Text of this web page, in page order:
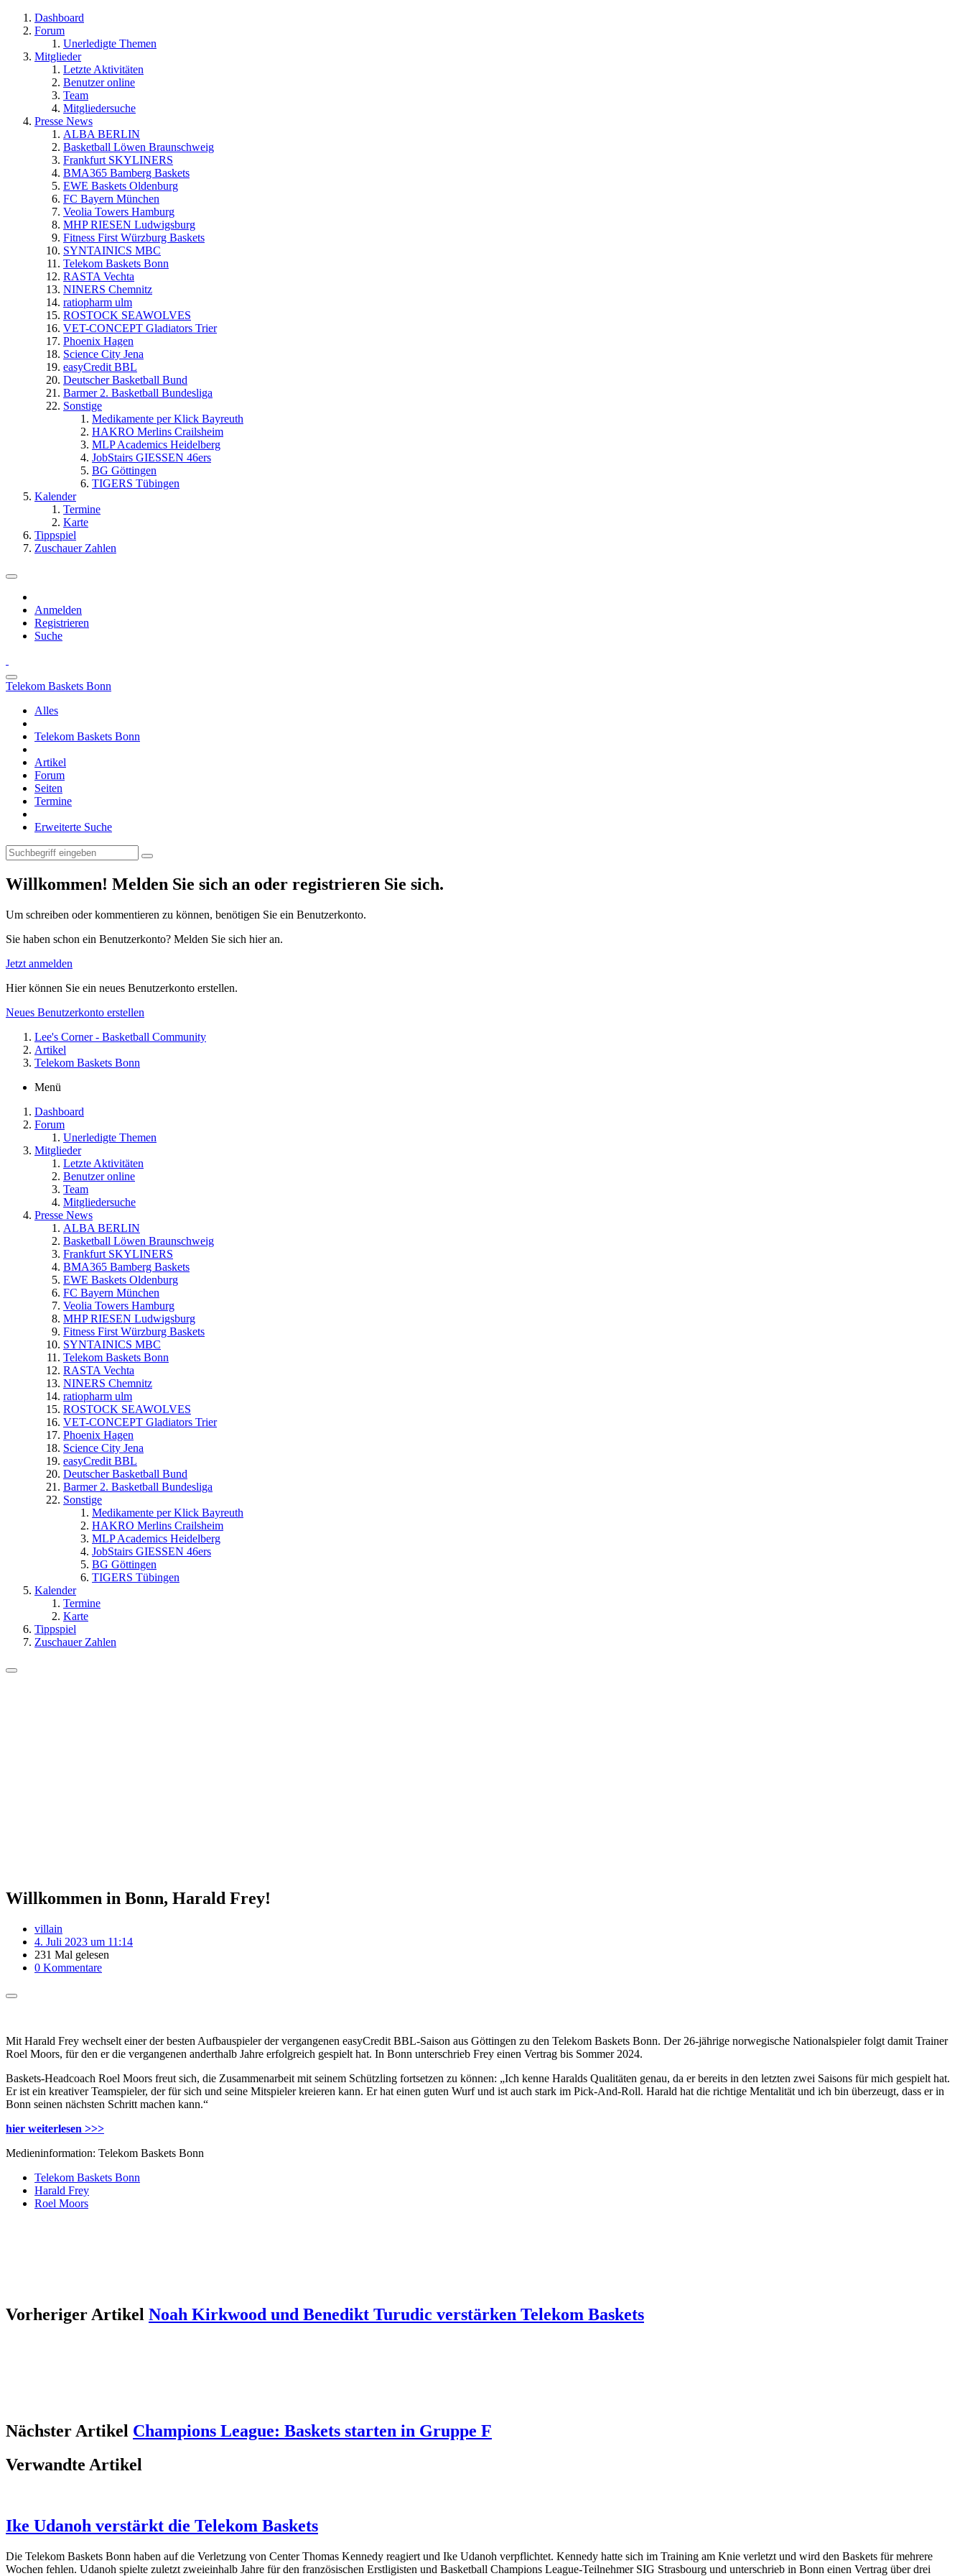
Dashboard
Forum
Unerledigte Themen
Mitglieder
Letzte Aktivitäten
Benutzer online
Team
Mitgliedersuche
Presse News
ALBA BERLIN
Basketball Löwen Braunschweig
Frankfurt SKYLINERS
BMA365 Bamberg Baskets
EWE Baskets Oldenburg
FC Bayern München
Veolia Towers Hamburg
MHP RIESEN Ludwigsburg
Fitness First Würzburg Baskets
SYNTAINICS MBC
Telekom Baskets Bonn
RASTA Vechta
NINERS Chemnitz
ratiopharm ulm
ROSTOCK SEAWOLVES
VET-CONCEPT Gladiators Trier
Phoenix Hagen
Science City Jena
easyCredit BBL
Deutscher Basketball Bund
Barmer 2. Basketball Bundesliga
Sonstige
Medikamente per Klick Bayreuth
HAKRO Merlins Crailsheim
MLP Academics Heidelberg
JobStairs GIESSEN 46ers
BG Göttingen
TIGERS Tübingen
Kalender
Termine
Karte
Tippspiel
Zuschauer Zahlen
Anmelden
Registrieren
Suche
Telekom Baskets Bonn
Alles
Telekom Baskets Bonn
Artikel
Forum
Seiten
Termine
Erweiterte Suche
Willkommen! Melden Sie sich an oder registrieren Sie sich.
Um schreiben oder kommentieren zu können, benötigen Sie ein Benutzerkonto.
Sie haben schon ein Benutzerkonto? Melden Sie sich hier an.
Jetzt anmelden
Hier können Sie ein neues Benutzerkonto erstellen.
Neues Benutzerkonto erstellen
Lee's Corner - Basketball Community
Artikel
Telekom Baskets Bonn
Menü
Dashboard
Forum
Unerledigte Themen
Mitglieder
Letzte Aktivitäten
Benutzer online
Team
Mitgliedersuche
Presse News
ALBA BERLIN
Basketball Löwen Braunschweig
Frankfurt SKYLINERS
BMA365 Bamberg Baskets
EWE Baskets Oldenburg
FC Bayern München
Veolia Towers Hamburg
MHP RIESEN Ludwigsburg
Fitness First Würzburg Baskets
SYNTAINICS MBC
Telekom Baskets Bonn
RASTA Vechta
NINERS Chemnitz
ratiopharm ulm
ROSTOCK SEAWOLVES
VET-CONCEPT Gladiators Trier
Phoenix Hagen
Science City Jena
easyCredit BBL
Deutscher Basketball Bund
Barmer 2. Basketball Bundesliga
Sonstige
Medikamente per Klick Bayreuth
HAKRO Merlins Crailsheim
MLP Academics Heidelberg
JobStairs GIESSEN 46ers
BG Göttingen
TIGERS Tübingen
Kalender
Termine
Karte
Tippspiel
Zuschauer Zahlen
Willkommen in Bonn, Harald Frey!
villain
4. Juli 2023 um 11:14
231 Mal gelesen
0 Kommentare
Mit Harald Frey wechselt einer der besten Aufbauspieler der vergangenen easyCredit BBL-Saison aus Göttingen zu den Telekom Baskets Bonn. Der 26-jährige norwegische Nationalspieler folgt damit Trainer
Roel Moors, für den er die vergangenen anderthalb Jahre erfolgreich gespielt hat. In Bonn unterschrieb Frey einen Vertrag bis Sommer 2024.
Baskets-Headcoach Roel Moors freut sich, die Zusammenarbeit mit seinem Schützling fortsetzen zu können: „Ich kenne Haralds Qualitäten genau, da er bereits in den letzten zwei Saisons für mich gespielt hat.
Er ist ein kreativer Teamspieler, der für sich und seine Mitspieler kreieren kann. Er hat einen guten Wurf und ist auch stark im Pick-And-Roll. Harald hat die richtige Mentalität und ich bin überzeugt, dass er in
Bonn seinen nächsten Schritt machen kann.“
hier weiterlesen >>>
Medieninformation: Telekom Baskets Bonn
Telekom Baskets Bonn
Harald Frey
Roel Moors
Vorheriger Artikel Noah Kirkwood und Benedikt Turudic verstärken Telekom Baskets
Nächster Artikel Champions League: Baskets starten in Gruppe F
Verwandte Artikel
Ike Udanoh verstärkt die Telekom Baskets
Die Telekom Baskets Bonn haben auf die Verletzung von Center Thomas Kennedy reagiert und Ike Udanoh verpflichtet. Kennedy hatte sich im Training am Knie verletzt und wird den Baskets für mehrere
Wochen fehlen. Udanoh spielte zuletzt zweieinhalb Jahre für den französischen Erstligisten und Basketball Champions League-Teilnehmer SIG Strasbourg und unterschrieb in Bonn einen Vertrag über drei